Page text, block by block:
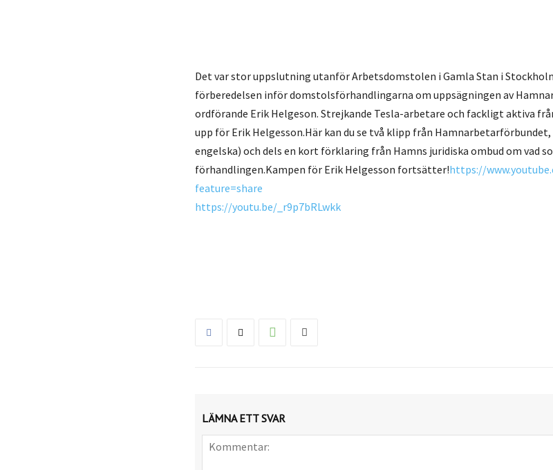
Det var stor uppslutning utanför Arbetsdomstolen i Gamla Stan i
förberedelsen inför domstolsförhandlingarna om uppsägningen av
ordförande Erik Helgeson. Strejkande Tesla-arbetare och fackligt aktiva
upp för Erik Helgesson.Här kan du se två klipp från
engelska) och dels en kort förklaring från Hamns juridiska ombud om vad
förhandlingen.Kampen för Erik Helgesson fortsätter!https://
feature=share
https://youtu.be/_r9p7bRLwkk
LÄMNA ETT SVAR